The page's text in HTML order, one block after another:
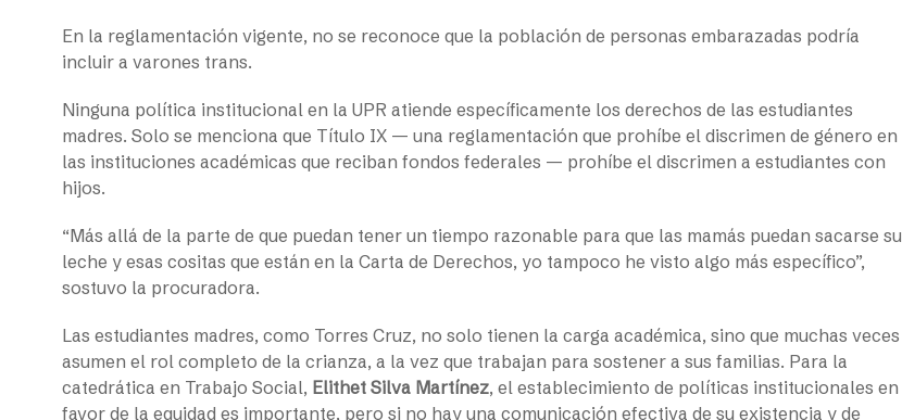
En la reglamentación vigente, no se reconoce que la población de personas embarazadas podría
incluir a varones trans.
Ninguna política institucional en la UPR atiende específicamente los derechos de las estudiantes
madres. Solo se menciona que Título IX — una reglamentación que prohíbe el discrimen de género en
las instituciones académicas que reciban fondos federales — prohíbe el discrimen a estudiantes con
hijos.
“Más allá de la parte de que puedan tener un tiempo razonable para que las mamás puedan sacarse su
leche y esas cositas que están en la Carta de Derechos, yo tampoco he visto algo más específico”,
sostuvo la procuradora.
Las estudiantes madres, como Torres Cruz, no solo tienen la carga académica, sino que muchas veces
asumen el rol completo de la crianza, a la vez que trabajan para sostener a sus familias. Para la
catedrática en Trabajo Social, Elithet Silva Martínez, el establecimiento de políticas institucionales en
favor de la equidad es importante, pero si no hay una comunicación efectiva de su existencia y de